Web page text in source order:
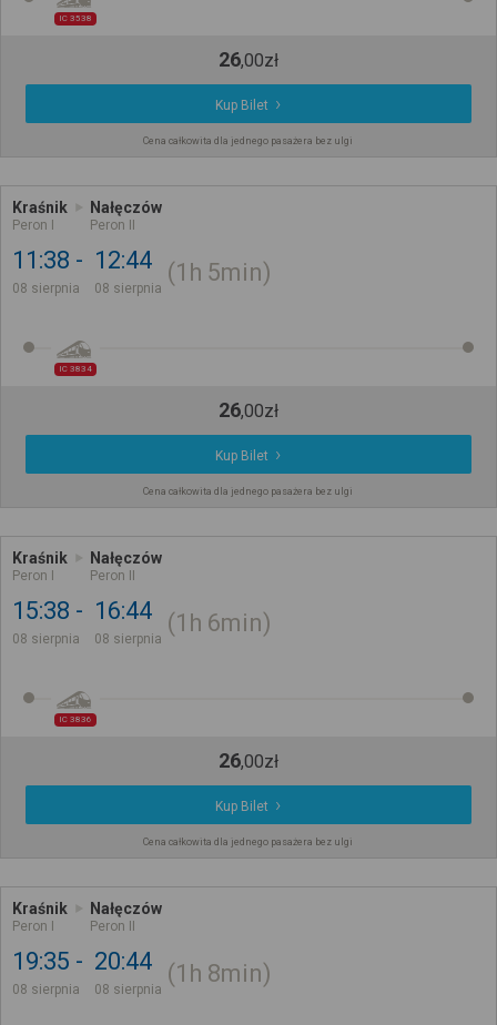
IC 3538
26,00zł
Kup Bilet
Cena całkowita dla jednego pasażera bez ulgi
Kraśnik
Peron I
Nałęczów
Peron II
11:38
08 sierpnia
12:44
08 sierpnia
1h 5min
IC 3834
26,00zł
Kup Bilet
Cena całkowita dla jednego pasażera bez ulgi
Kraśnik
Peron I
Nałęczów
Peron II
15:38
08 sierpnia
16:44
08 sierpnia
1h 6min
IC 3836
26,00zł
Kup Bilet
Cena całkowita dla jednego pasażera bez ulgi
Kraśnik
Peron I
Nałęczów
Peron II
19:35
08 sierpnia
20:44
08 sierpnia
1h 8min